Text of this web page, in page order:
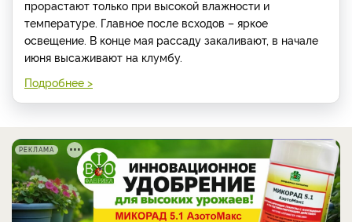
прорастают только при высокой влажности и
температуре. Главное после всходов – яркое
освещение. В конце мая рассаду закаливают, в начале
июня высаживают на клумбу.
Подробнее >
РЕКЛАМА